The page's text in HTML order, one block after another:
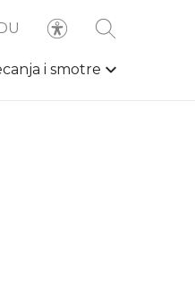
i smotre